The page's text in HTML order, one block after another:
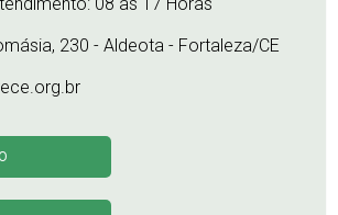
230 - Aldeota - Fortaleza/CE